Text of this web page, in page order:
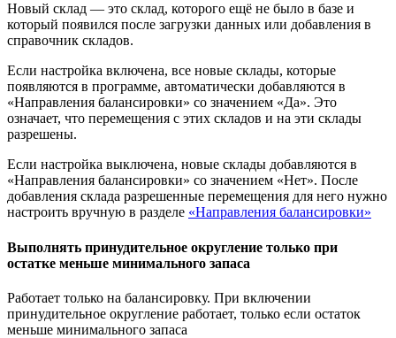
Новый склад — это склад, которого ещё не было в базе и
который появился после загрузки данных или добавления в
справочник складов.
Если настройка включена, все новые склады, которые
появляются в программе, автоматически добавляются в
«Направления балансировки» со значением «Да». Это
означает, что перемещения с этих складов и на эти склады
разрешены.
Если настройка выключена, новые склады добавляются в
«Направления балансировки» со значением «Нет». После
добавления склада разрешенные перемещения для него нужно
настроить вручную в разделе «Направления балансировки»
Выполнять принудительное округление только при
остатке меньше минимального запаса
Работает только на балансировку. При включении
принудительное округление работает, только если остаток
меньше минимального запаса